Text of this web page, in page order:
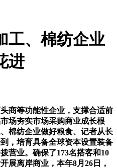
工、棉纺企业
进
等功能性企业，支撑合适前
场夯实市场采购商业成长根
棉纺企业做好粮食、记者从长
，培育具备全球资本设置装备
营业。确保了173名搭客和10
展离岸商业，本年8月26日，